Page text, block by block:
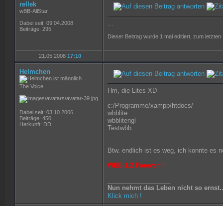
rellek
wBB-AllStar
Dabei seit: 09.04.2008
Beiträge: 295
...
Dieser Beitrag wurde 1 mal editiert, zum
21.05.2008 17:10
Helmchen
The Voice
Dabei seit: 03.10.2006
Beiträge: 450
Herkunft: DD
Hm, die Lites XD
c:/Programme/xampp/htdocs/
wbblite
wbblitengl
Testwbb
Btw. endlich ist es weg, ich konnte es
WBB 1.2 Forever!!!!
Nun nehmt das Leben nicht so
Klick mich !